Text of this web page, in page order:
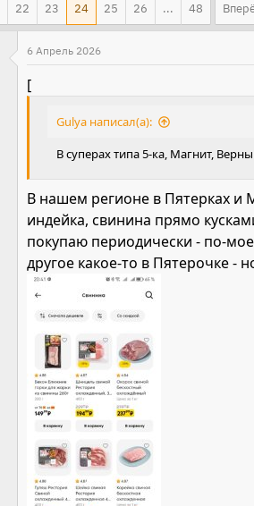
а
а
22 23 24 25 26 ... 48
6 Апрель 2026
[
Gulya написал(а):
В суперах типа 5-ка, Магнит,
В нашем регионе в Пятерках и
индейка, свинина прямо
покупаю периодически - по-
другое какое-то в Пятерочке -